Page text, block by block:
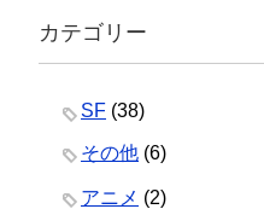
カテゴリー
SF (38)
その他 (6)
アニメ (2)